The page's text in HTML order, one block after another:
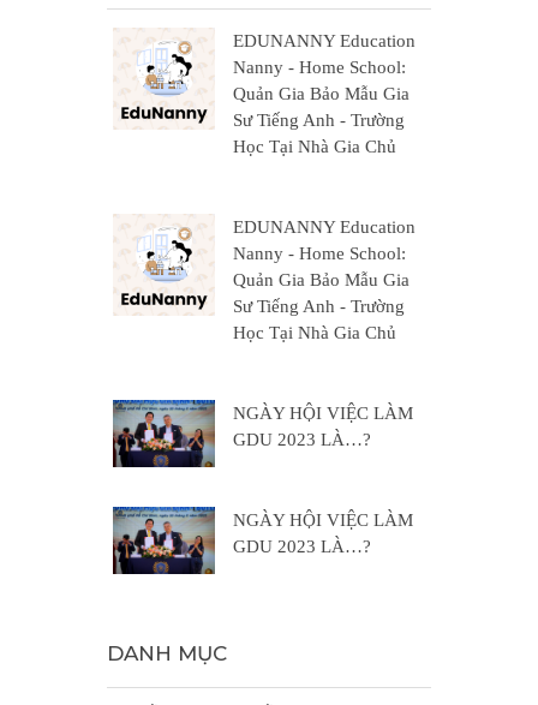
EDUNANNY Education
Nanny - Home School:
Quản Gia Bảo Mẫu Gia
Sư Tiếng Anh - Trường
Học Tại Nhà Gia Chủ
EDUNANNY Education
Nanny - Home School:
Quản Gia Bảo Mẫu Gia
Sư Tiếng Anh - Trường
Học Tại Nhà Gia Chủ
NGÀY HỘI VIỆC LÀM
GDU 2023 LÀ…?
NGÀY HỘI VIỆC LÀM
GDU 2023 LÀ…?
DANH MỤC